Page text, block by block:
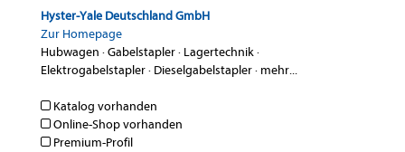
Hyster-Yale Deutschland GmbH
Zur Homepage
Hubwagen ·Gabelstapler· Lagertechnik·
Elektrogabelstapler· Dieselgabelstapler· mehr...
Katalog vorhanden
Online-Shop vorhanden
Premium-Profil